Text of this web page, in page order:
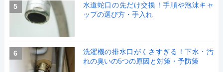
5
水道蛇口の先だけ交換！手順や泡沫キャ
ップの選び方・手入れ
6
洗濯機の排水口がくさすぎる！下水・汚
れの臭いの5つの原因と対策・予防策